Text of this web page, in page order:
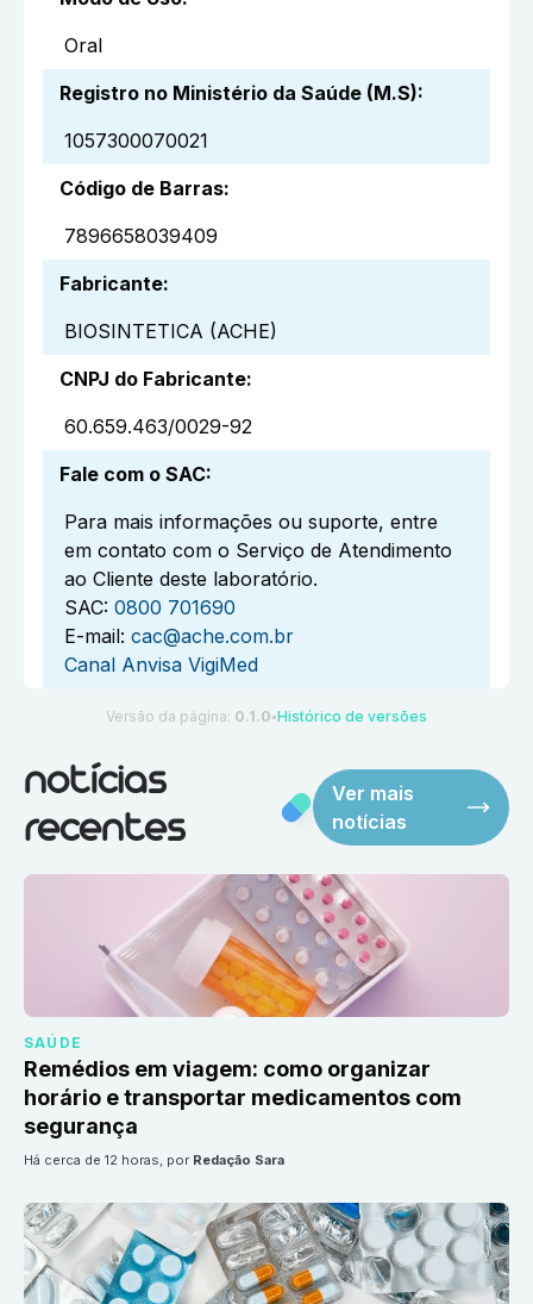
Oral
Registro no Ministério da Saúde (M.S):
1057300070021
Código de Barras:
7896658039409
Fabricante:
BIOSINTETICA (ACHE)
CNPJ do Fabricante:
60.659.463/0029-92
Fale com o SAC:
Para mais informações ou suporte, entre
em contato com o Serviço de Atendimento
ao Cliente deste laboratório.
SAC: 0800 701690
E-mail: cac@ache.com.br
Canal Anvisa VigiMed
Versão da página: 0.1.0 ●Histórico de versões
notícias
recentes
Ver mais
notícias
SAÚDE
Remédios em viagem: como organizar
horário e transportar medicamentos com
segurança
há cerca de 12 horas, por Redação Sara